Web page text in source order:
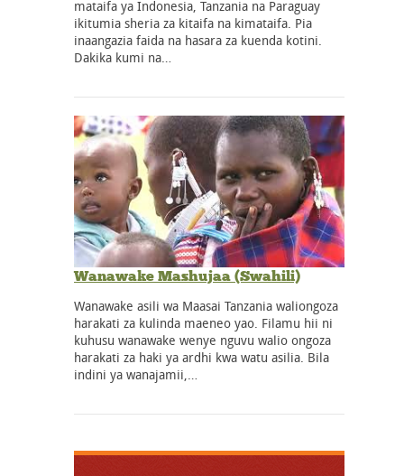
mataifa ya Indonesia, Tanzania na Paraguay
ikitumia sheria za kitaifa na kimataifa. Pia
inaangazia faida na hasara za kuenda kotini.
Dakika kumi na…
Wanawake Mashujaa (Swahili)
Wanawake asili wa Maasai Tanzania waliongoza
harakati za kulinda maeneo yao. Filamu hii ni
kuhusu wanawake wenye nguvu walio ongoza
harakati za haki ya ardhi kwa watu asilia. Bila
indini ya wanajamii,…